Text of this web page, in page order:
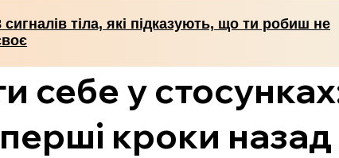
сигналів тіла, які підказують, що ти робиш не
себе у
кроки